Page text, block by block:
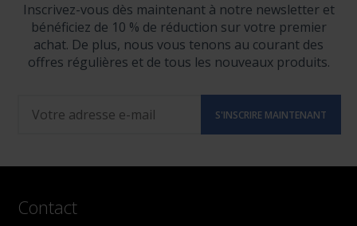
Inscrivez-vous dès maintenant à notre newsletter et
bénéficiez de 10 % de réduction sur votre premier
achat. De plus, nous vous tenons au courant des
offres régulières et de tous les nouveaux produits.
Contact